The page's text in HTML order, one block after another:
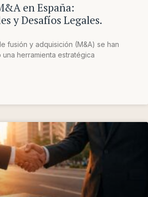
en España:
y Desafíos Legales.
fusión y adquisición (M&A) se han
herramienta estratégica